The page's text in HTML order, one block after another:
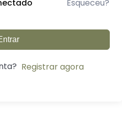
Esqueceu?
Registrar agora